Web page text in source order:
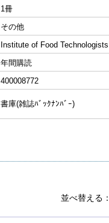
1冊
その他
Institute of Food Technologists
年間購読
400008772
書庫(雑誌ﾊﾞｯｸﾅﾝﾊﾞｰ)
並べ替える